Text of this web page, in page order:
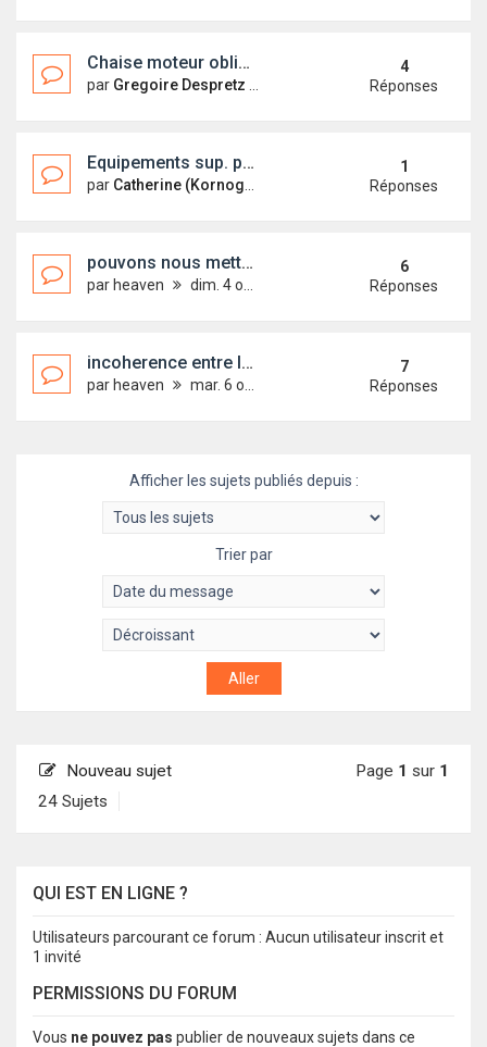
Chaise moteur obligatoire?
par Gregoire Despretz dim. 25 avr. 2010 16:07
4
Réponses
Equipements sup. pour faciliter la détection en mer
par Catherine (Kornog) jeu. 18 mars 2010 19:05
1
Réponses
pouvons nous mettre un moteur plus puissant que prévu ??
par heaven dim. 4 oct. 2009 19:02
6
Réponses
incoherence entre les plaques signalétiques de nos bateaux??
par heaven mar. 6 oct. 2009 16:31
7
Réponses
Afficher les sujets publiés depuis :
Trier par
Nouveau sujet
24 Sujets
Page 1 sur 1
QUI EST EN LIGNE ?
Utilisateurs parcourant ce forum : Aucun utilisateur inscrit et
1 invité
PERMISSIONS DU FORUM
Vous ne pouvez pas publier de nouveaux sujets dans ce